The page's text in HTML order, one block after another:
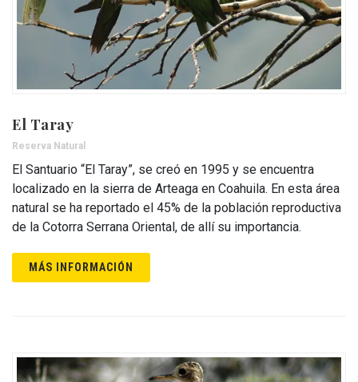
El Taray
Reserva Natural
El Santuario “El Taray”, se creó en 1995 y se encuentra
localizado en la sierra de Arteaga en Coahuila. En esta área
natural se ha reportado el 45% de la población reproductiva
de la Cotorra Serrana Oriental, de allí su importancia.
MÁS INFORMACIÓN